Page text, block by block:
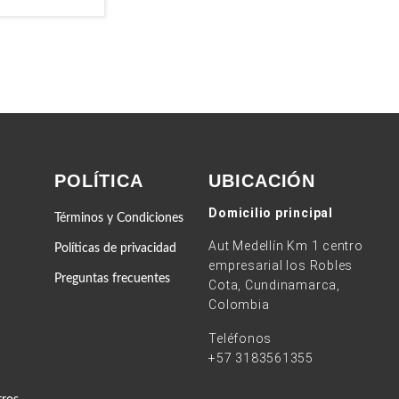
POLÍTICA
Términos y Condiciones
Políticas de privacidad
Preguntas frecuentes
UBICACIÓN
Domicilio principal
Aut Medellín Km 1 centro
empresarial los Robles
Cota, Cundinamarca,
Colombia
Teléfonos
+57 3183561355